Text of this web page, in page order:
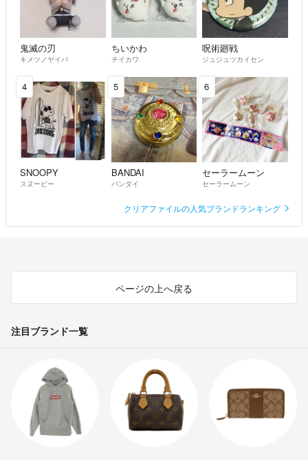
鬼滅の刃
キメツノヤイバ
ちいかわ
チイカワ
呪術廻戦
ジュジュツカイセン
4
SNOOPY
スヌーピー
5
BANDAI
バンダイ
6
セーラームーン
セーラームーン
クリアファイルの人気ブランドランキング
ページの上へ戻る
注目ブランド一覧